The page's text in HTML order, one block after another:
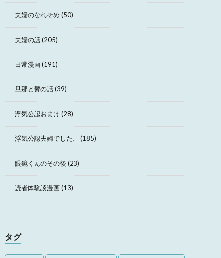
夫婦のなれそめ (50)
夫婦の話(205)
日常漫画(191)
旦那と鬱の話(39)
浮気公認おまけ (28)
浮気公認夫婦でした。 (185)
眼鏡くんのその後 (23)
読者体験談漫画(13)
タグ